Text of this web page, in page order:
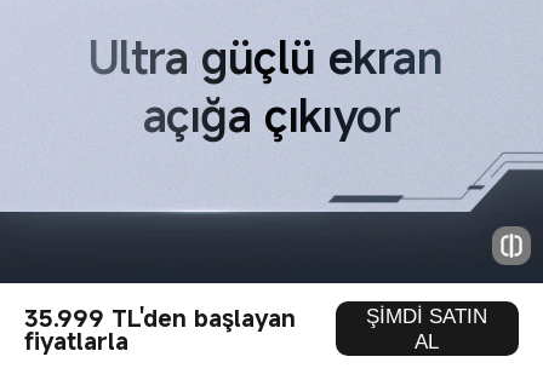
35.999 TL'den başlayan
fiyatlarla
ŞİMDİ SATIN
AL
Ultra güçlü ekran
açığa çıkıyor